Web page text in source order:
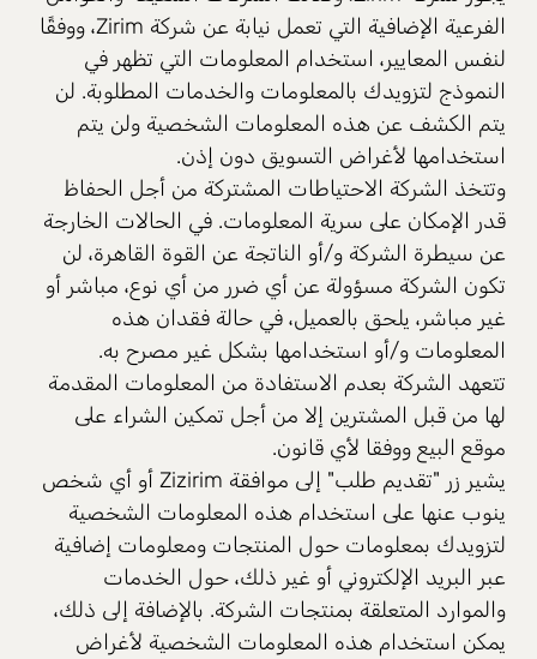
الفرعية الإضافية التي تعمل نيابة عن شركة Zirim، ووفقًا
لنفس المعايير، استخدام المعلومات التي تظهر في
النموذج لتزويدك بالمعلومات والخدمات المطلوبة. لن
يتم الكشف عن هذه المعلومات الشخصية ولن يتم
استخدامها لأغراض التسويق دون إذن.
وتتخذ الشركة الاحتياطات المشتركة من أجل الحفاظ
قدر الإمكان على سرية المعلومات. في الحالات الخارجة
عن سيطرة الشركة و/أو الناتجة عن القوة القاهرة، لن
تكون الشركة مسؤولة عن أي ضرر من أي نوع، مباشر أو
غير مباشر، يلحق بالعميل، في حالة فقدان هذه
المعلومات و/أو استخدامها بشكل غير مصرح به.
تتعهد الشركة بعدم الاستفادة من المعلومات المقدمة
لها من قبل المشترين إلا من أجل تمكين الشراء على
موقع البيع ووفقا لأي قانون.
يشير زر "تقديم طلب" إلى موافقة Zizirim أو أي شخص
ينوب عنها على استخدام هذه المعلومات الشخصية
لتزويدك بمعلومات حول المنتجات ومعلومات إضافية
عبر البريد الإلكتروني أو غير ذلك، حول الخدمات
والموارد المتعلقة بمنتجات الشركة. بالإضافة إلى ذلك،
يمكن استخدام هذه المعلومات الشخصية لأغراض